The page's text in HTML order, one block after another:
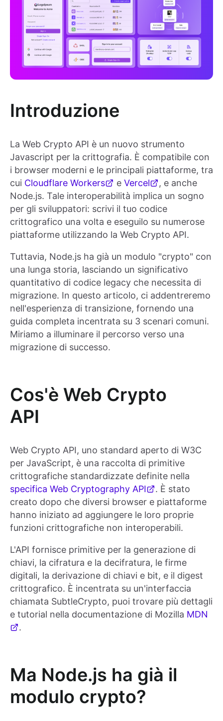
Introduzione
La Web Crypto API è un nuovo strumento
Javascript per la crittografia. È compatibile con
i browser moderni e le principali piattaforme, tra
cui Cloudflare Workers e Vercel
, e anche
Node.js. Tale interoperabilità implica un sogno
per gli sviluppatori: scrivi il tuo codice
crittografico una volta e eseguilo su numerose
piattaforme utilizzando la Web Crypto API.
Tuttavia, Node.js ha già un modulo "crypto" con
una lunga storia, lasciando un significativo
quantitativo di codice legacy che necessita di
migrazione. In questo articolo, ci addentreremo
nell'esperienza di transizione, fornendo una
guida completa incentrata su 3 scenari comuni.
Miriamo a illuminare il percorso verso una
migrazione di successo.
Cos'è Web Crypto
API
Web Crypto API, uno standard aperto di W3C
per JavaScript, è una raccolta di primitive
crittografiche standardizzate definite nella
specifica Web Cryptography API
. È stato
creato dopo che diversi browser e piattaforme
hanno iniziato ad aggiungere le loro proprie
funzioni crittografiche non interoperabili.
L'API fornisce primitive per la generazione di
chiavi, la cifratura e la decifratura, le firme
digitali, la derivazione di chiavi e bit, e il digest
crittografico. È incentrata su un'interfaccia
chiamata SubtleCrypto, puoi trovare più dettagli
e tutorial nella documentazione di Mozilla MDN
.
Ma Node.js ha già il
modulo crypto?